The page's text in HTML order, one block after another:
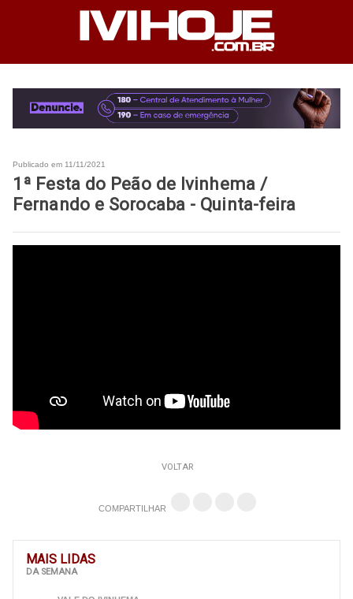
Publicado em 11/11/2021
1ª Festa do Peão de Ivinhema /
Fernando e Sorocaba - Quinta-feira
VOLTAR
COMPARTILHAR
MAIS LIDAS
DA SEMANA